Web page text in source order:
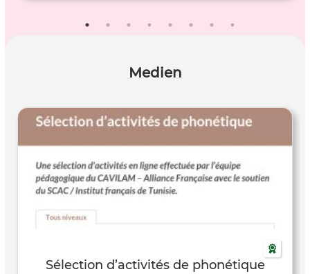
Medien
Sélection d’activités de phonétique